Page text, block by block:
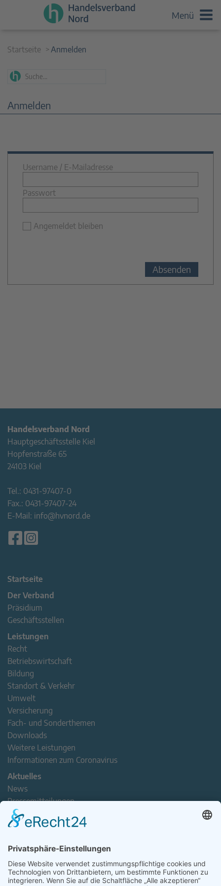
Menü
Startseite Anmelden
Anmelden
Username / E-Mailadresse
Passwort
Angemeldet bleiben
Handelsverband Nord
Hauptgeschäftsstelle Kiel
Hopfenstraße 65
24103 Kiel
Tel.: 0431-97407-0
Fax.: 0431-97407-24
E-Mail: info@hvnord.de
Startseite
Der Verband
Präsidium
Geschäftsstellen
Leistungen
Recht
Betriebswirtschaft
Bildung
Standort & Verkehr
Umwelt
Versicherung
Fach- und Sonderthemen
Downloads
Weitere Leistungen
Informationen zum Coronavirus
Aktuelles
News
Pressemitteilungen
Newsletter
Handel(n) im Norden – Mitgliederjournal
Verband erleben
Der Tag des Norddeutschen Handels
Jetzt Mitarbeitende nominieren – Personal Award 2026